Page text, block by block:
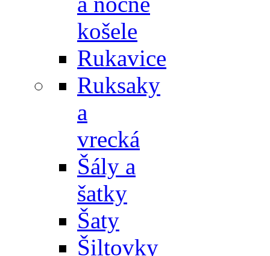
košele
Rukavice
Ruksaky
a
vrecká
Šály a
šatky
Šaty
Šiltovky